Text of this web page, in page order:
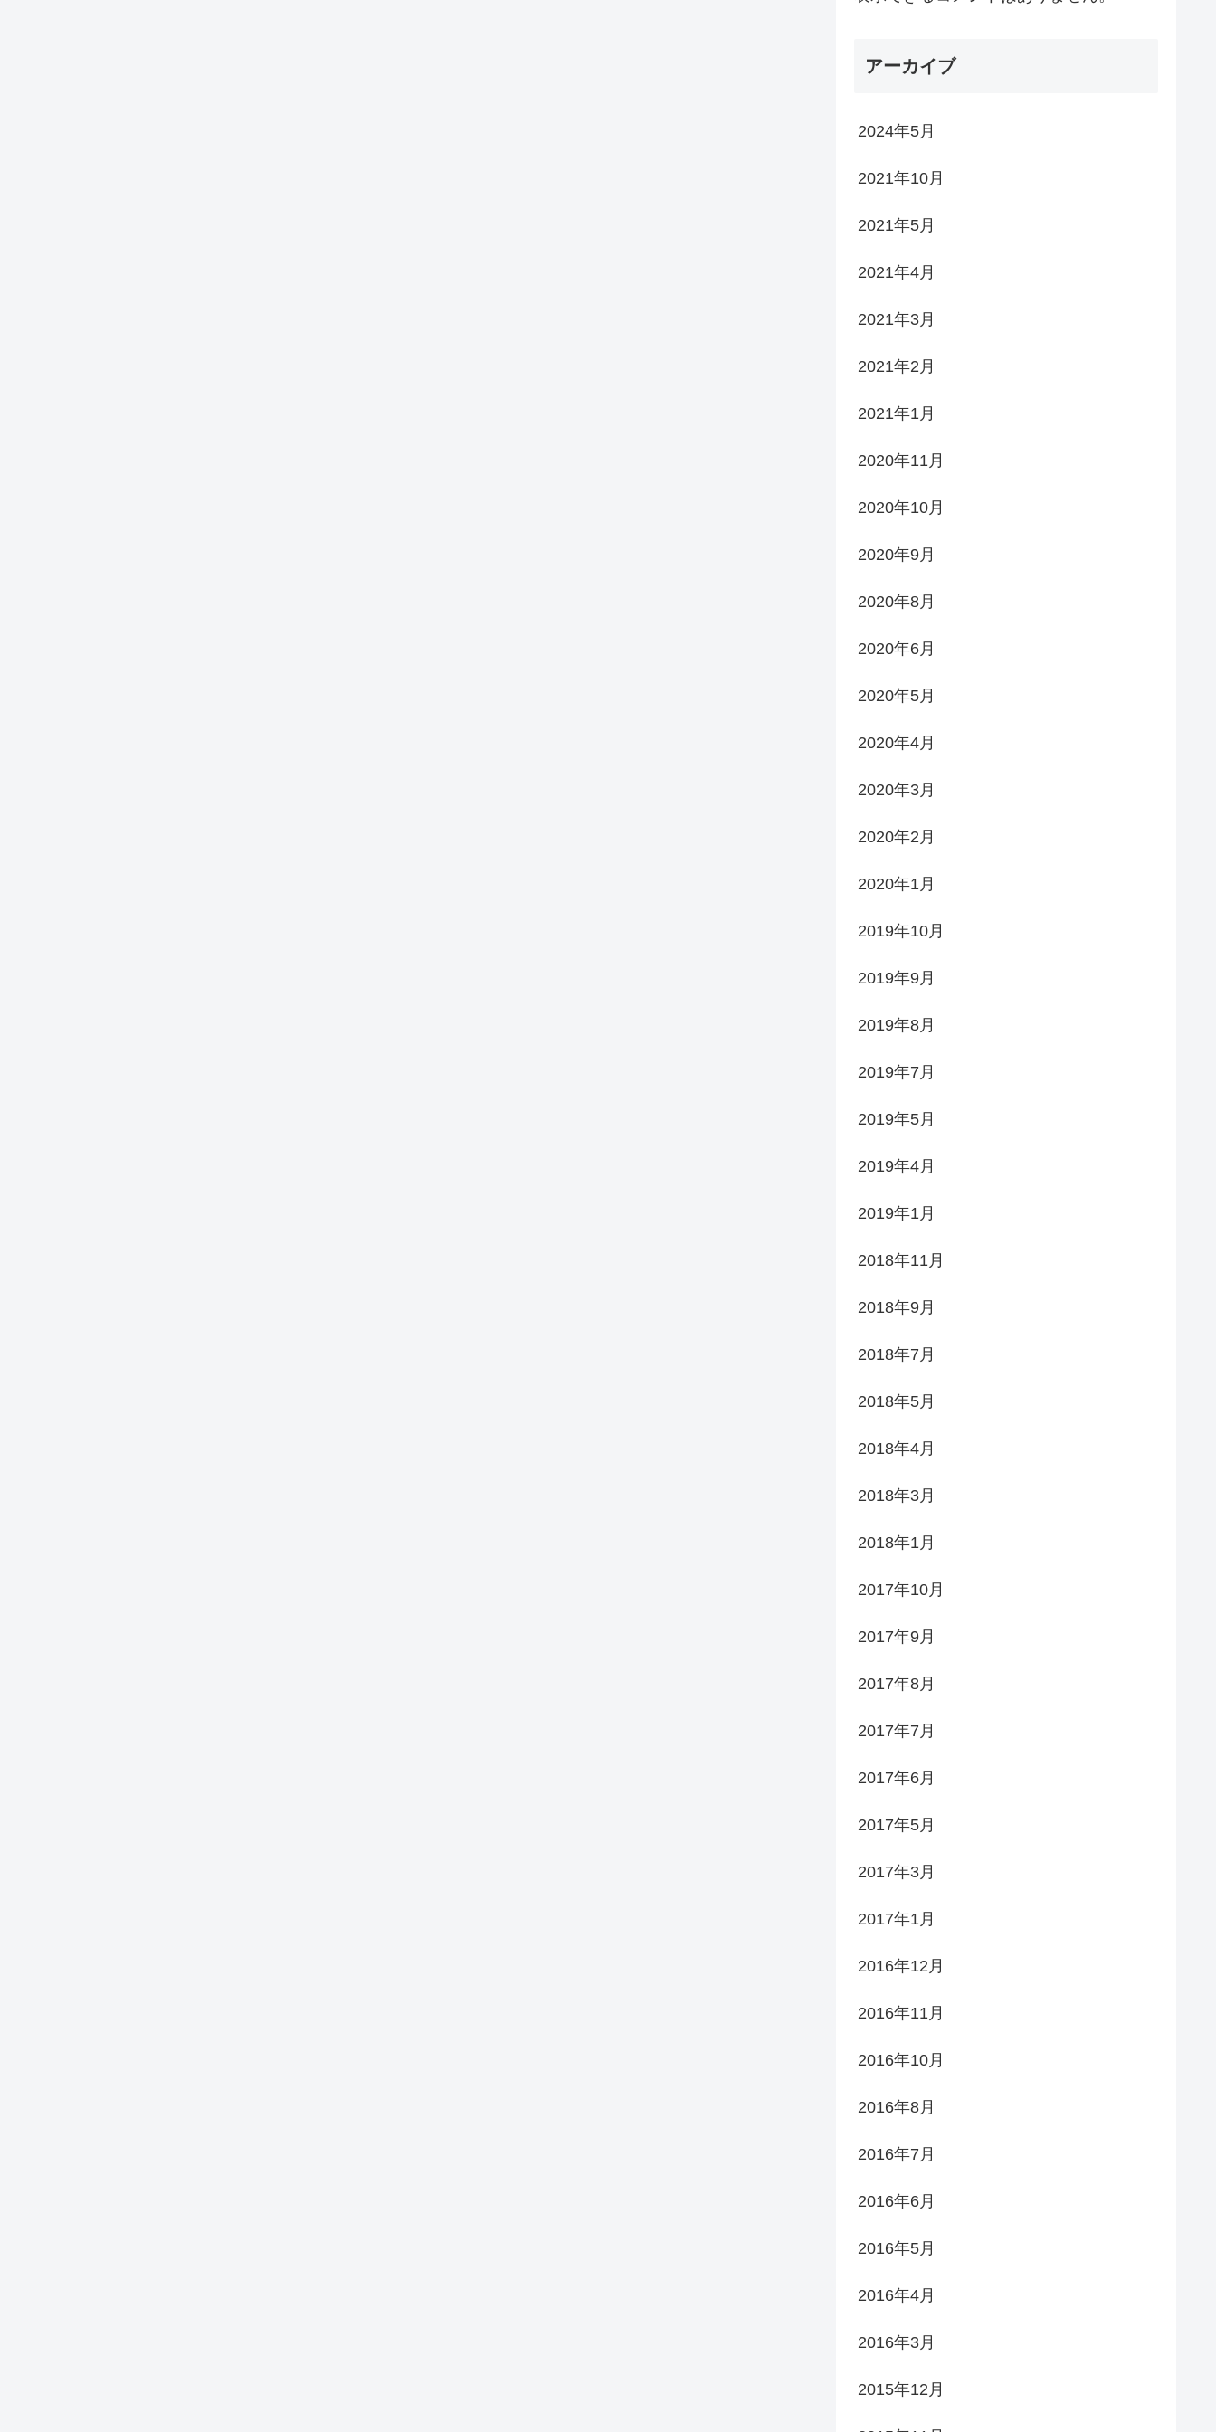
アーカイブ
2024年5月
2021年10月
2021年5月
2021年4月
2021年3月
2021年2月
2021年1月
2020年11月
2020年10月
2020年9月
2020年8月
2020年6月
2020年5月
2020年4月
2020年3月
2020年2月
2020年1月
2019年10月
2019年9月
2019年8月
2019年7月
2019年5月
2019年4月
2019年1月
2018年11月
2018年9月
2018年7月
2018年5月
2018年4月
2018年3月
2018年1月
2017年10月
2017年9月
2017年8月
2017年7月
2017年6月
2017年5月
2017年3月
2017年1月
2016年12月
2016年11月
2016年10月
2016年8月
2016年7月
2016年6月
2016年5月
2016年4月
2016年3月
2015年12月